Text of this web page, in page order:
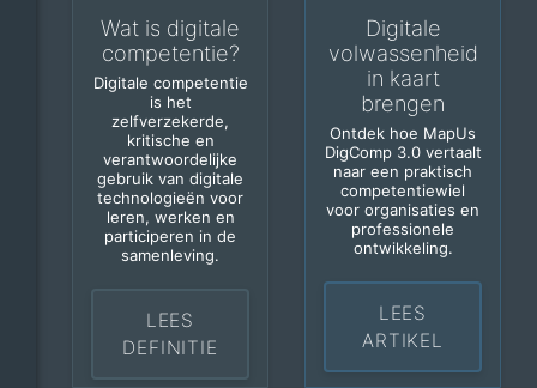
Wat is digitale
competentie?
Digitale competentie
is het
zelfverzekerde,
kritische en
verantwoordelijke
gebruik van digitale
technologieën voor
leren, werken en
participeren in de
samenleving.
LEES
DEFINITIE
Digitale
volwassenheid
in kaart
brengen
Ontdek hoe MapUs
DigComp 3.0 vertaalt
naar een praktisch
competentiewiel
voor organisaties en
professionele
ontwikkeling.
LEES
ARTIKEL